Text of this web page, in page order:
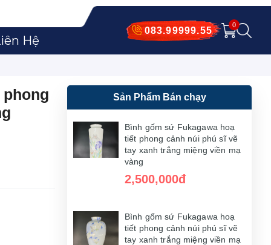
083.99999.55
0
Hệ
Sản Phẩm Bán chạy
Bình gốm sứ Fukagawa hoạ
tiết phong cảnh núi phú sĩ vẽ
tay xanh trắng miệng viền mạ
vàng
2,500,000đ
Bình gốm sứ Fukagawa hoạ
tiết phong cảnh núi phú sĩ vẽ
tay xanh trắng miệng viền mạ